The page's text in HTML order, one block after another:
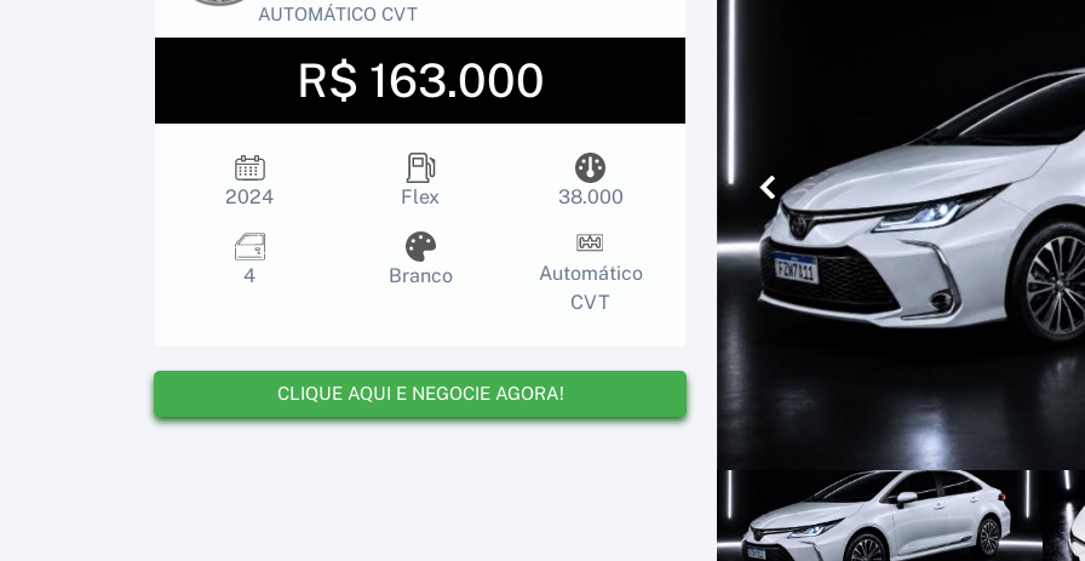
AUTOMÁTICO CVT
R$ 163.000
2024 Flex 38.000
4 Branco
Automático
CVT
CLIQUE AQUI E NEGOCIE AGORA!
Anterior